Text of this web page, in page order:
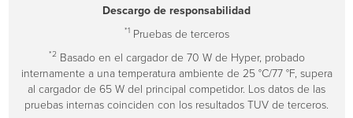
Descargo de responsabilidad
*1Pruebas de terceros
*2 Basado en el cargador de 70 W de Hyper, probado
internamente a una temperatura ambiente de 25 °C/77 °F, supera
al cargador de 65 W del principal competidor. Los datos de las
pruebas internas coinciden con los resultados TUV de terceros.